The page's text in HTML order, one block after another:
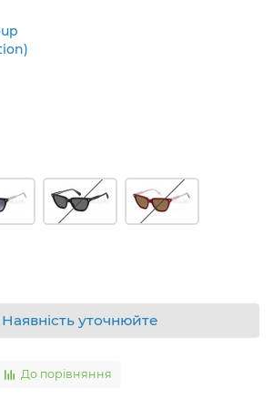
Наявність уточнюйте
До порівняння